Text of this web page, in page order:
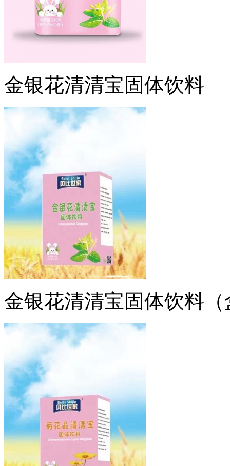
金银花清清宝固体饮料
金银花清清宝固体饮料（